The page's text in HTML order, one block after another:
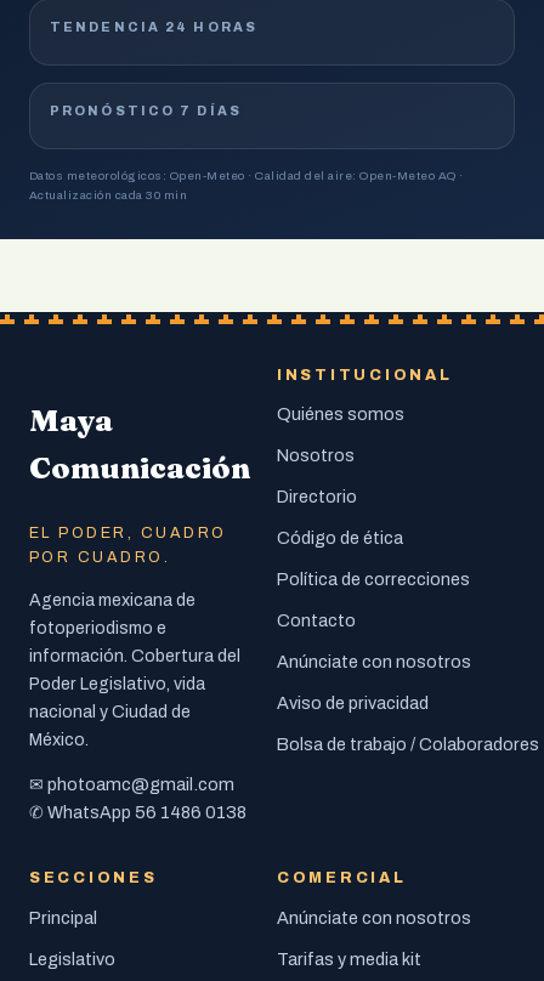
TENDENCIA 24 HORAS
PRONÓSTICO 7 DÍAS
Datos meteorológicos: Open-Meteo · Calidad del aire: Open-Meteo AQ ·
Actualización cada 30 min
Maya
Comunicación
EL PODER, CUADRO
POR CUADRO.
Agencia mexicana de
fotoperiodismo e
información. Cobertura del
Poder Legislativo, vida
nacional y Ciudad de
México.
✉ photoamc@gmail.com
✆ WhatsApp 56 1486 0138
INSTITUCIONAL
Quiénes somos
Nosotros
Directorio
Código de ética
Política de correcciones
Contacto
Anúnciate con nosotros
Aviso de privacidad
Bolsa de trabajo / Colaboradores
SECCIONES
Principal
Legislativo
COMERCIAL
Anúnciate con nosotros
Tarifas y media kit